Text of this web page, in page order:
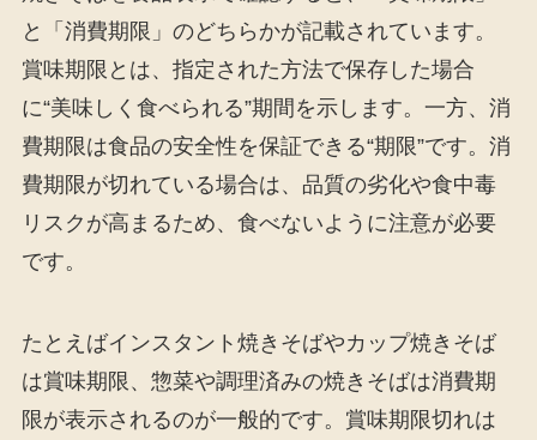
と「消費期限」のどちらかが記載されています。
賞味期限とは、指定された方法で保存した場合
に“美味しく食べられる”期間を示します。一方、消
費期限は食品の安全性を保証できる“期限”です。消
費期限が切れている場合は、品質の劣化や食中毒
リスクが高まるため、食べないように注意が必要
です。
たとえばインスタント焼きそばやカップ焼きそば
は賞味期限、惣菜や調理済みの焼きそばは消費期
限が表示されるのが一般的です。賞味期限切れは